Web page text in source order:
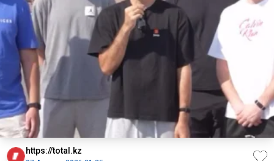
https://total.kz